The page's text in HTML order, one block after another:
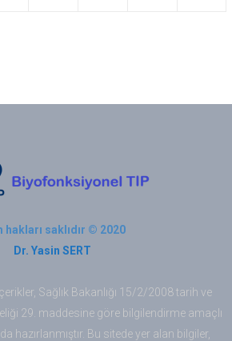
hakları saklıdır © 2020
Dr. Yasin SERT
Sağlık Bakanlığı 15/2/2008 tarih ve
29. maddesine göre bilgilendirme amaçlı
hazırlanmıştır. Bu sitede yer alan bilgiler,